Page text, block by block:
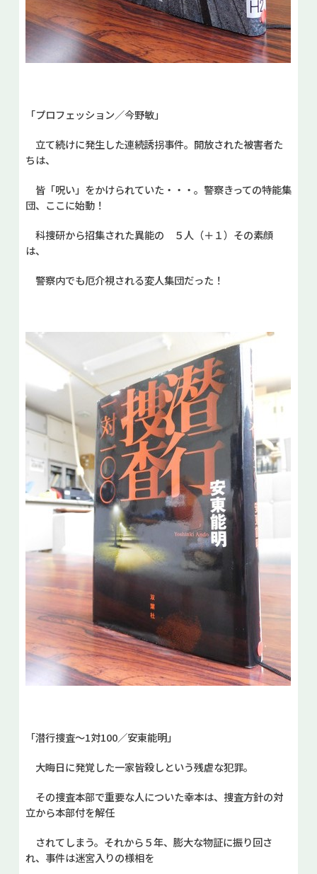
「プロフェッション／今野敏」
立て続けに発生した連続誘拐事件。開放された被害者た
ちは、
皆「呪い」をかけられていた・・・。警察きっての特能集
団、ここに始動！
科捜研から招集された異能の ５人（＋１）その素顔
は、
警察内でも厄介視される変人集団だった！
「潜行捜査～1対100／安東能明」
大晦日に発覚した一家皆殺しという残虐な犯罪。
その捜査本部で重要な人についた幸本は、捜査方針の対
立から本部付を解任
されてしまう。それから５年、膨大な物証に振り回さ
れ、事件は迷宮入りの様相を